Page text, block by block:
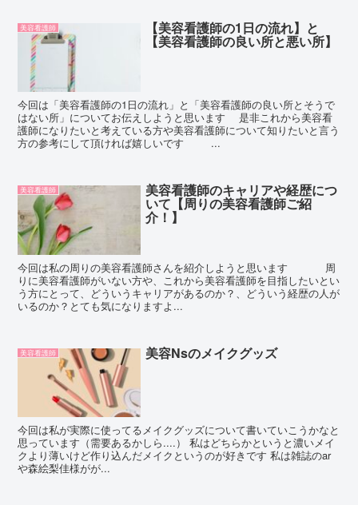
美容看護師 【美容看護師の1日の流れ】と
【美容看護師の良い所と悪い所】
今回は「美容看護師の1日の流れ」と「美容看護師の良い所とそうで
はない所」についてお伝えしようと思います 是非これから美容看
護師になりたいと考えている方や美容看護師について知りたいと言う
方の参考にして頂ければ嬉しいです ...
美容看護師 美容看護師のキャリアや経歴につ
いて【周りの美容看護師ご紹
介！】
今回は私の周りの美容看護師さんを紹介しようと思います 周
りに美容看護師がいない方や、これから美容看護師を目指したいとい
う方にとって、どういうキャリアがあるのか？、どういう経歴の人が
いるのか？とても気になりますよ...
美容看護師 美容Nsのメイクグッズ
今回は私が実際に使ってるメイクグッズについて書いていこうかなと
思っています（需要あるかしら....） 私はどちらかというと濃いメイ
クより薄いけど作り込んだメイクというのが好きです 私は雑誌のar
や森絵梨佳様がが...